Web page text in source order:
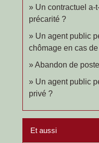
Un contractuel a-
précarité ?
Un agent public
chômage en cas
Abandon de
Un agent public
privé ?
Et aussi